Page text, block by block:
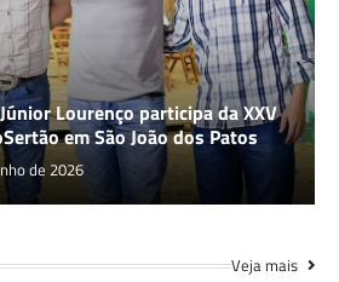
Lourenço participa da XXV
em São João dos Patos
de 2026
Veja mais